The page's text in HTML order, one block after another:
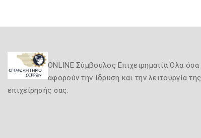
ONLINE Σύμβουλος Επιχειρηματία Όλα όσα
αφορούν την ίδρυση και την λειτουργία της
επιχείρησής σας.